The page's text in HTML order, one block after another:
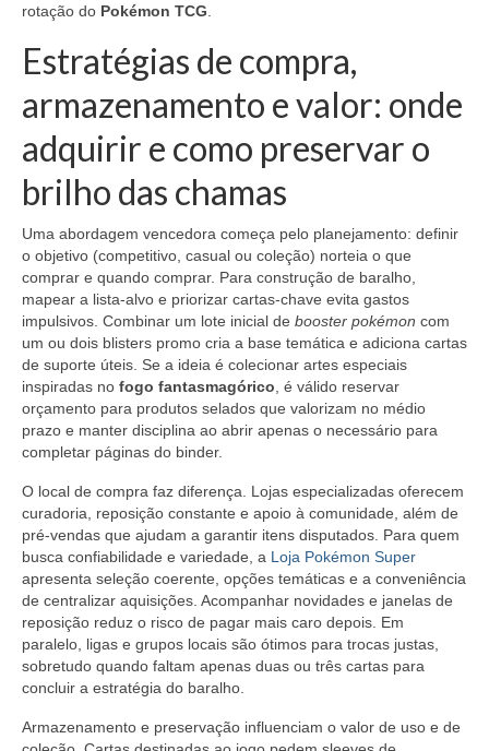
rotação do Pokémon TCG.
Estratégias de compra,
armazenamento e valor: onde
adquirir e como preservar o
brilho das chamas
Uma abordagem vencedora começa pelo planejamento: definir
o objetivo (competitivo, casual ou coleção) norteia o que
comprar e quando comprar. Para construção de baralho,
mapear a lista-alvo e priorizar cartas-chave evita gastos
impulsivos. Combinar um lote inicial de booster pokémon com
um ou dois blisters promo cria a base temática e adiciona cartas
de suporte úteis. Se a ideia é colecionar artes especiais
inspiradas no fogo fantasmagórico, é válido reservar
orçamento para produtos selados que valorizam no médio
prazo e manter disciplina ao abrir apenas o necessário para
completar páginas do binder.
O local de compra faz diferença. Lojas especializadas oferecem
curadoria, reposição constante e apoio à comunidade, além de
pré-vendas que ajudam a garantir itens disputados. Para quem
busca confiabilidade e variedade, a Loja Pokémon Super
apresenta seleção coerente, opções temáticas e a conveniência
de centralizar aquisições. Acompanhar novidades e janelas de
reposição reduz o risco de pagar mais caro depois. Em
paralelo, ligas e grupos locais são ótimos para trocas justas,
sobretudo quando faltam apenas duas ou três cartas para
concluir a estratégia do baralho.
Armazenamento e preservação influenciam o valor de uso e de